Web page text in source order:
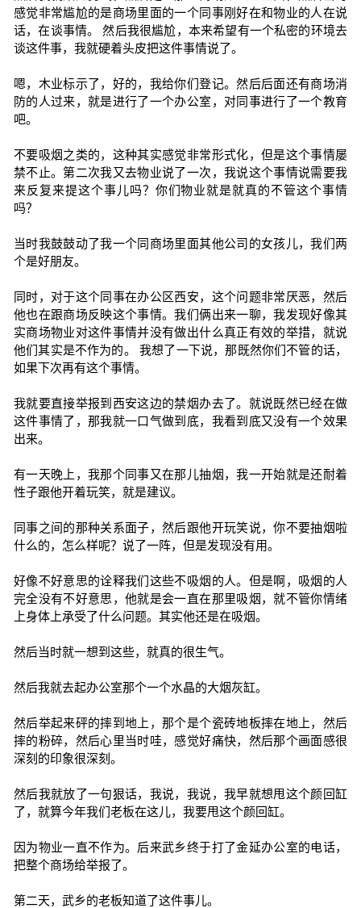
感觉非常尴尬的是商场里面的一个同事刚好在和物业的人在说
话，在谈事情。 然后我很尴尬，本来希望有一个私密的环境去
谈这件事，我就硬着头皮把这件事情说了。
嗯，木业标示了，好的，我给你们登记。然后后面还有商场消
防的人过来，就是进行了一个办公室，对同事进行了一个教育
吧。
不要吸烟之类的，这种其实感觉非常形式化，但是这个事情屡
禁不止。第二次我又去物业说了一次，我说这个事情说需要我
来反复来提这个事儿吗？你们物业就是就真的不管这个事情
吗？
当时我鼓鼓动了我一个同商场里面其他公司的女孩儿，我们两
个是好朋友。
同时，对于这个同事在办公区西安，这个问题非常厌恶，然后
他也在跟商场反映这个事情。我们俩出来一聊，我发现好像其
实商场物业对这件事情并没有做出什么真正有效的举措，就说
他们其实是不作为的。 我想了一下说，那既然你们不管的话，
如果下次再有这个事情。
我就要直接举报到西安这边的禁烟办去了。就说既然已经在做
这件事情了，那我就一口气做到底，我看到底又没有一个效果
出来。
有一天晚上，我那个同事又在那儿抽烟，我一开始就是还耐着
性子跟他开着玩笑，就是建议。
同事之间的那种关系面子，然后跟他开玩笑说，你不要抽烟啦
什么的，怎么样呢？说了一阵，但是发现没有用。
好像不好意思的诠释我们这些不吸烟的人。但是啊，吸烟的人
完全没有不好意思，他就是会一直在那里吸烟，就不管你情绪
上身体上承受了什么问题。其实他还是在吸烟。
然后当时就一想到这些，就真的很生气。
然后我就去起办公室那个一个水晶的大烟灰缸。
然后举起来砰的摔到地上，那个是个瓷砖地板摔在地上，然后
摔的粉碎，然后心里当时哇，感觉好痛快，然后那个画面感很
深刻的印象很深刻。
然后我就放了一句狠话，我说，我说，我早就想甩这个颜回缸
了，就算今年我们老板在这儿，我要甩这个颜回缸。
因为物业一直不作为。后来武乡终于打了金延办公室的电话，
把整个商场给举报了。
第二天，武乡的老板知道了这件事儿。